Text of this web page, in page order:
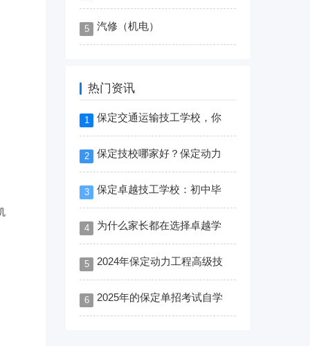
5 汽修（机电）
热门资讯
1 保定交通运输技工学校，你
2 保定技校哪家好？保定动力
3 保定卓越技工学校：初中毕
4 为什么家长都在选择卓越学
5 2024年保定动力工程高级技
6 2025年的保定单招考试自学